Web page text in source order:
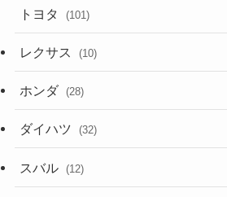
トヨタ (101)
レクサス (10)
ホンダ (28)
ダイハツ (32)
スバル (12)